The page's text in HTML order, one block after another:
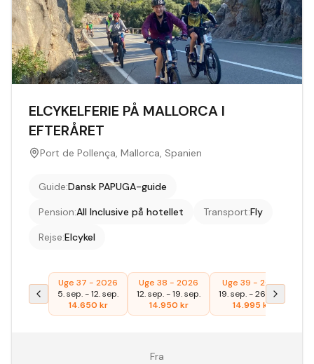
ELCYKELFERIE PÅ MALLORCA I
EFTERÅRET
Port de Pollença, Mallorca, Spanien
Guide:Dansk PAPUGA-guide
Pension:All Inclusive på hotellet Transport:Fly
Rejse:Elcykel
Uge 37 - 2026
5. sep.-12. sep.
14.650 kr
Uge 38 - 2026
12. sep.-19. sep.
14.950 kr
Uge 39 - 2026
19. sep.-26. sep.
14.995 kr
Fra